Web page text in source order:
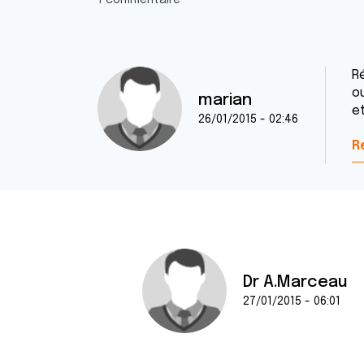
marian
26/01/2015 - 02:46
Dr A.Marceau
27/01/2015 - 06:01